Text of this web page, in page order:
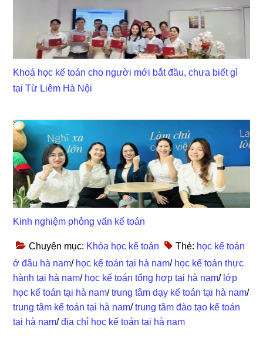
Khoá học kế toán cho người mới bắt đầu, chưa biết gì
tại Từ Liêm Hà Nội
Kinh nghiệm phỏng vấn kế toán
Chuyên mục: Khóa học kế toán Thẻ: học kế toán
ở đâu hà nam/ học kế toán tại hà nam/ học kế toán thực
hành tại hà nam/ học kế toán tổng hợp tại hà nam/ lớp
học kế toán tại hà nam/trung tâm dạy kế toán tại hà nam/
trung tâm kế toán tại hà nam/trung tâm đào tạo kế toán
tại hà nam/địa chỉ học kế toán tại hà nam